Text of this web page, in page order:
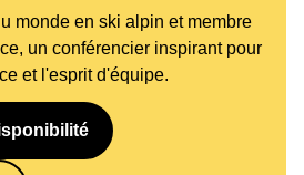
monde en ski alpin et membre
un conférencier inspirant pour
et l'esprit d'équipe.